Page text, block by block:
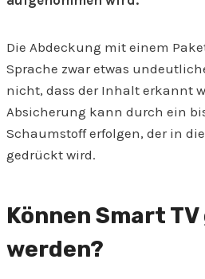
Die Abdeckung mit einem
Sprache zwar etwas
nicht, dass der Inhalt erkannt
Absicherung kann durch ein
Schaumstoff erfolgen, der in
gedrückt wird.
Können Smart
werden?